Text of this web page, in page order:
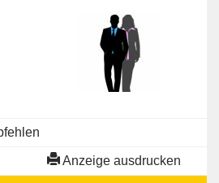
Anzeige ausdrucken